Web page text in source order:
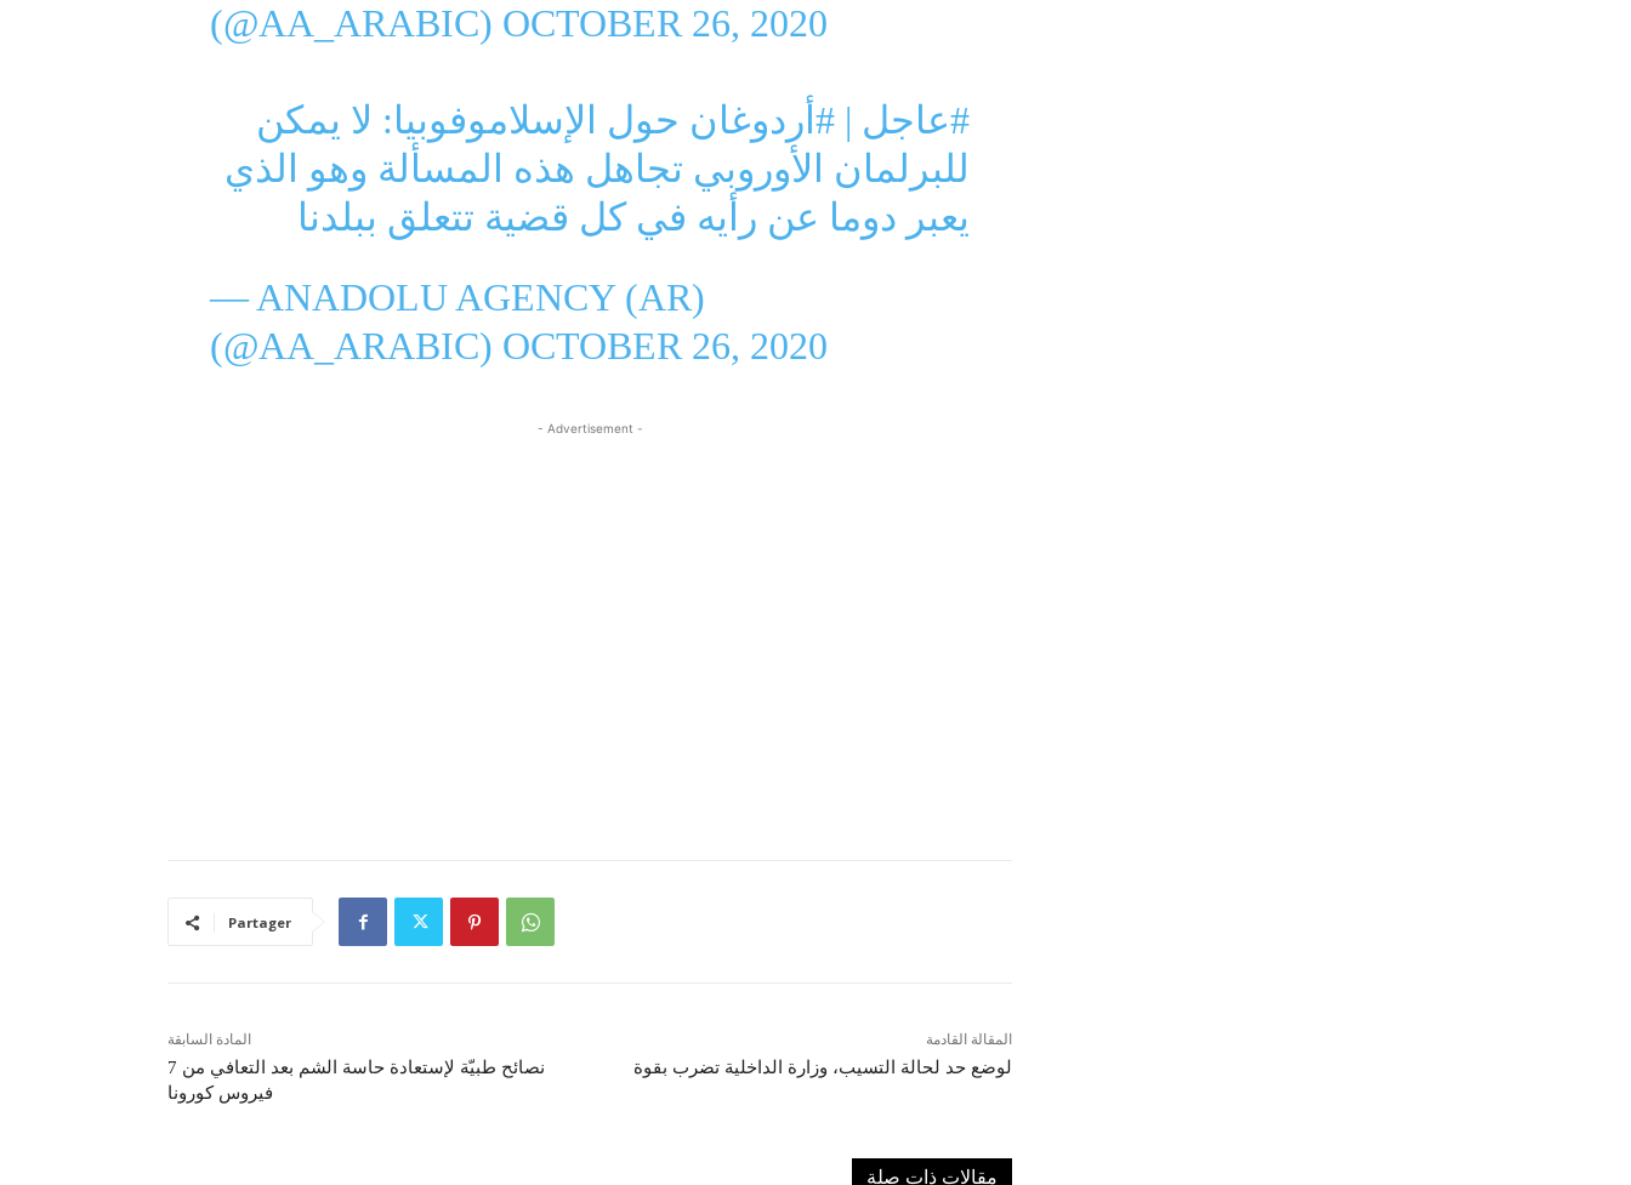
(@AA_ARABIC) OCTOBER 26, 2020
#عاجل | #أردوغان حول الإسلاموفوبيا: لا يمكن
للبرلمان الأوروبي تجاهل هذه المسألة وهو الذي
يعبر دوما عن رأيه في كل قضية تتعلق ببلدنا
— ANADOLU AGENCY (AR)
(@AA_ARABIC) OCTOBER 26, 2020
- Advertisement -
Partager
المادة السابقة
7 نصائح طبيّة لإستعادة حاسة الشم بعد التعافي من
فيروس كورونا
المقالة القادمة
لوضع حد لحالة التسيب، وزارة الداخلية تضرب بقوة
مقالات ذات صلة